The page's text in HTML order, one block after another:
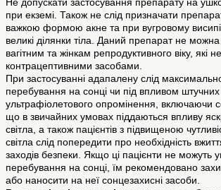
Не допускати застосування препарату на
при екземі. Також не слід призначати
важкою формою акне та при вугровому
великі ділянки тіла. Даний препарат не можна
вагітним та жінкам репродуктивного віку, які
контрацептивними засобами.
При застосуванні адапалену слід
перебування на сонці чи під впливом
ультрафіолетового опромінення, включаючи
що в звичайних умовах піддаються впливу
світла, а також пацієнтів з підвищеною
світла слід попередити про необхідність
заходів безпеки. Якщо ці пацієнти не можуть
перебування на сонці, їм рекомендовано
або наносити на неї сонцезахисні засоби.